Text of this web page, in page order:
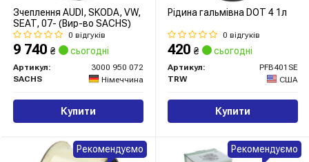
Зчеплення AUDI, SKODA, VW,
SEAT, 07- (Вир-во SACHS)
0 відгуків
9 740 ₴ сьогодні
Артикул:
3000 950 072
SACHS
Німеччина
Купити
Рідина гальмівна DOT 4 1л
0 відгуків
420 ₴ сьогодні
Артикул:
PFB401SE
TRW
США
Купити
Рекомендуємо Рекомендуємо